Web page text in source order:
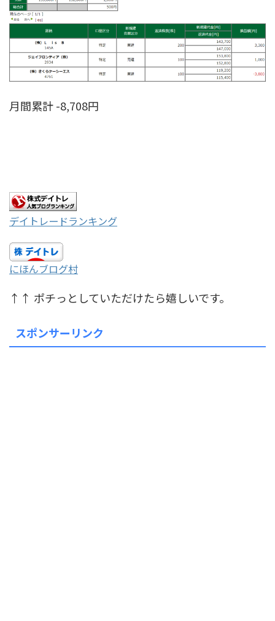
月間累計 -8,708円
デイトレードランキング
にほんブログ村
↑↑ ポチっとしていただけたら嬉しいです。
スポンサーリンク